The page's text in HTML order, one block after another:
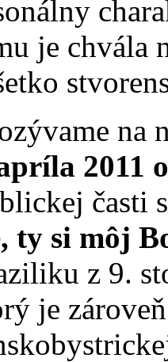
je chvála
na
2011
časti
ty si môj
z 9.
je